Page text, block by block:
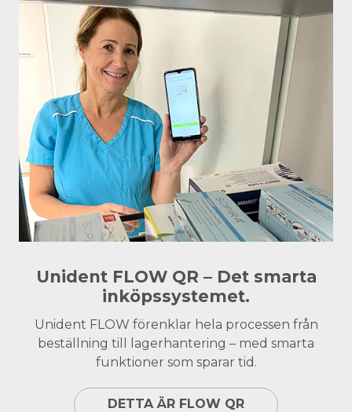
Unident FLOW QR – Det smarta
inköpssystemet.
Unident FLOW förenklar hela processen från
beställning till lagerhantering – med smarta
funktioner som sparar tid.
DETTA ÄR FLOW QR